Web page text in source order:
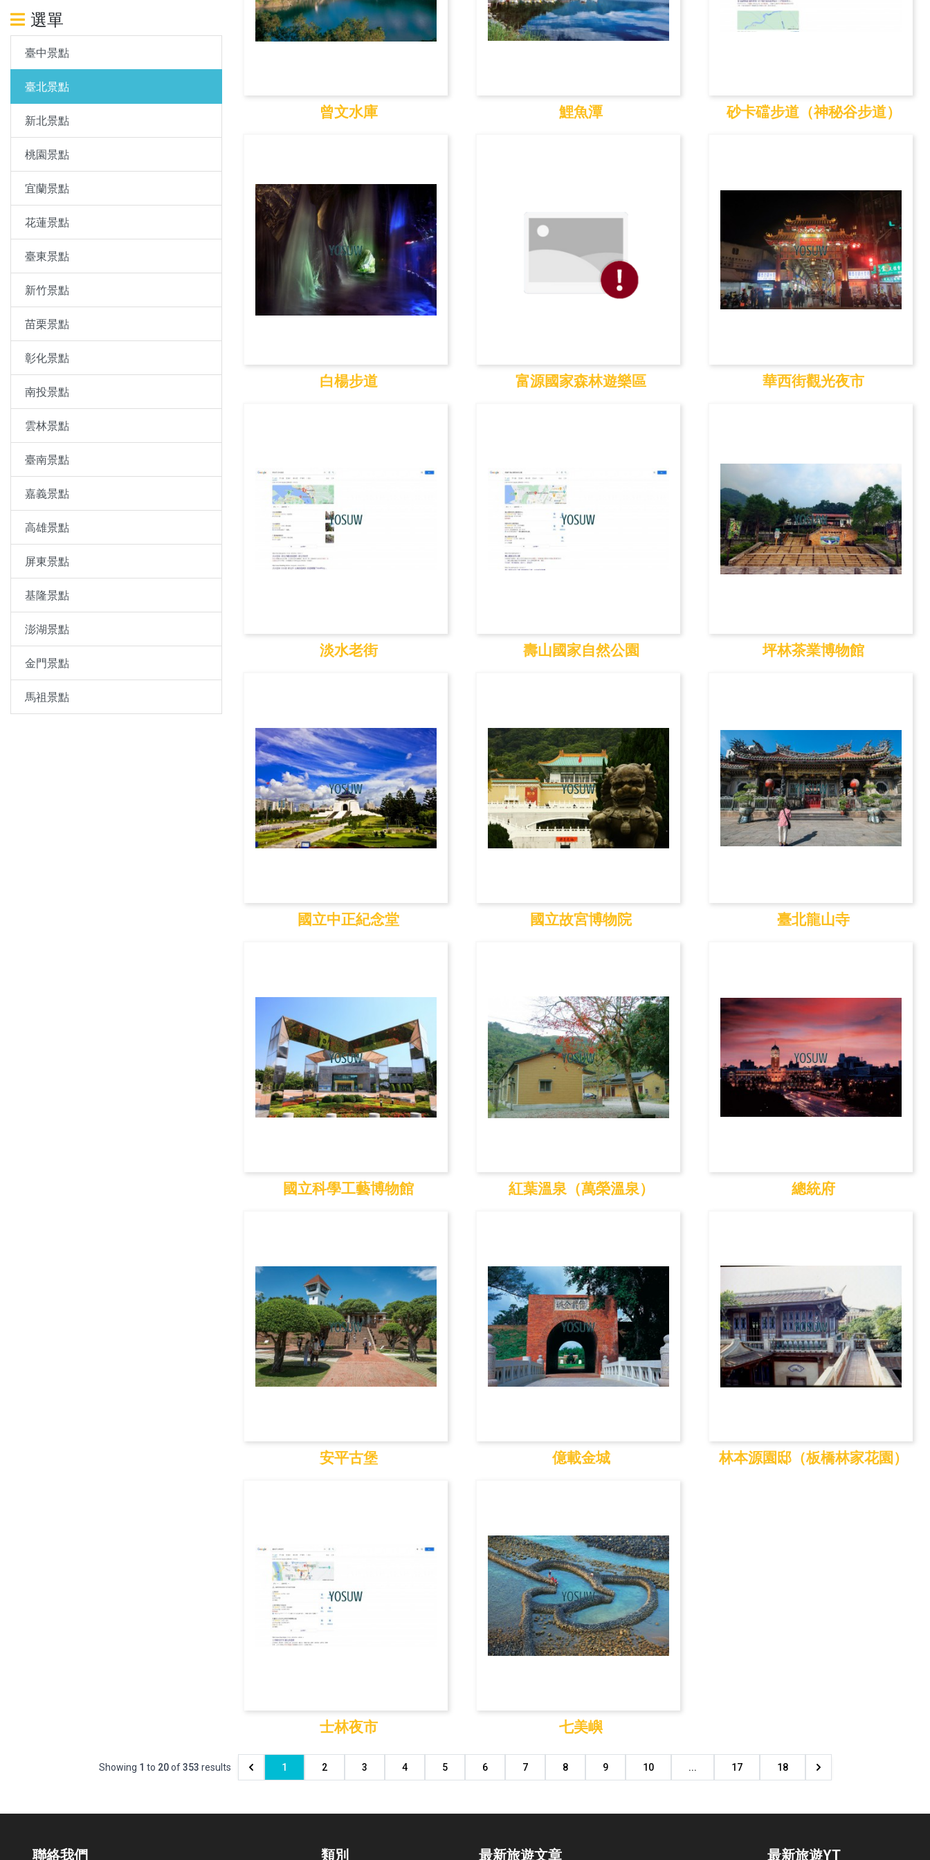
選單
臺中景點
臺北景點
新北景點
桃園景點
宜蘭景點
花蓮景點
臺東景點
新竹景點
苗栗景點
彰化景點
南投景點
雲林景點
臺南景點
嘉義景點
高雄景點
屏東景點
基隆景點
澎湖景點
金門景點
馬祖景點
曾文水庫 鯉魚潭 砂卡礑步道（神秘谷步道）
白楊步道 富源國家森林遊樂區 華西街觀光夜市
淡水老街 壽山國家自然公園 坪林茶業博物館
國立中正紀念堂 國立故宮博物院 臺北龍山寺
國立科學工藝博物館 紅葉溫泉（萬榮溫泉） 總統府
安平古堡 億載金城 林本源園邸（板橋林家花園）
士林夜市
士林夜市
七美嶼
七美嶼
Showing 1 to 20of353 results 1 2 3 4 5 6 7 8 9 10 ... 17 18
聯絡我們 類別 最新旅遊文章 最新旅遊YT